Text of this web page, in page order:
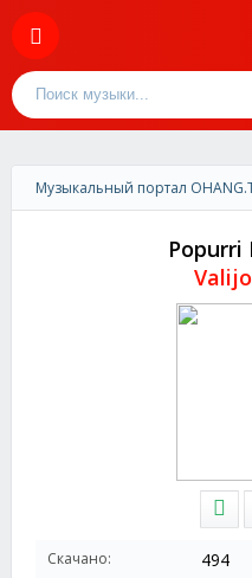
Музыкальный портал
Popurri
Скачано: 494